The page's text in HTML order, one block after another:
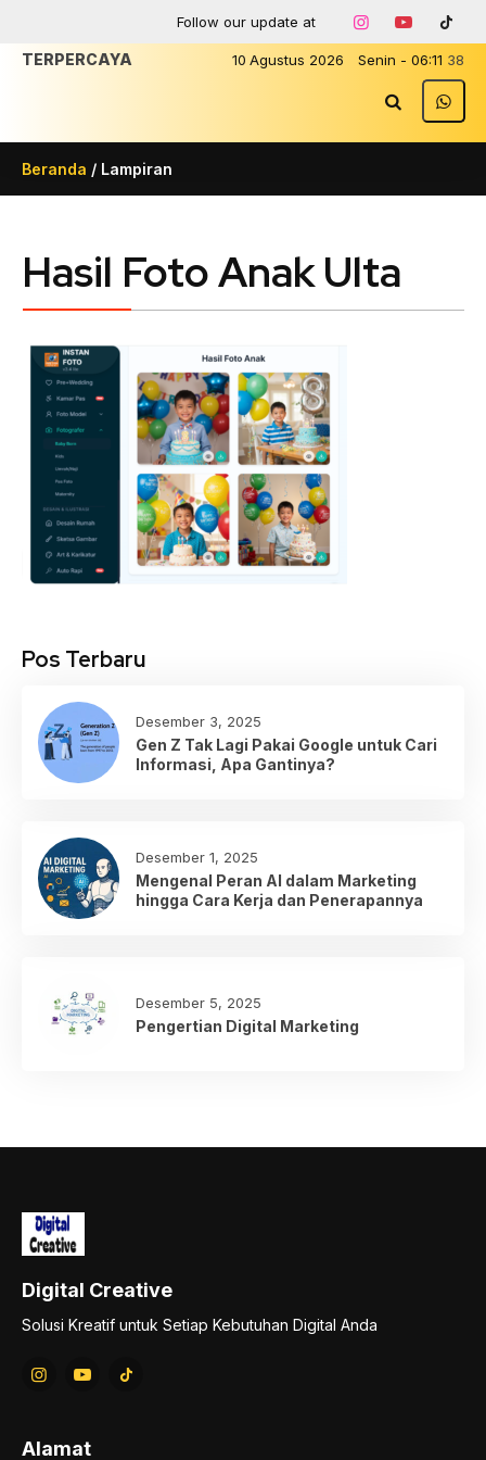
Follow our update at
10 Agustus 2026 Senin - 06:11 38
TERPERCAYA
Beranda / Lampiran
Hasil Foto Anak Ulta
Pos Terbaru
Desember 3, 2025
Gen Z Tak Lagi Pakai Google untuk Cari
Informasi, Apa Gantinya?
Desember 1, 2025
Mengenal Peran AI dalam Marketing
hingga Cara Kerja dan Penerapannya
Desember 5, 2025
Pengertian Digital Marketing
Digital Creative
Solusi Kreatif untuk Setiap Kebutuhan Digital Anda
Alamat